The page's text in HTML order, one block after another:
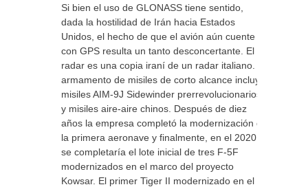
Si bien el uso de GLONASS tiene sentido,
dada la hostilidad de Irán hacia Estados
Unidos, el hecho de que el avión aún cuente
con GPS resulta un tanto desconcertante. El
radar es una copia iraní de un radar italiano. El
armamento de misiles de corto alcance incluye
misiles AIM-9J Sidewinder prerrevolucionarios
y misiles aire-aire chinos. Después de diez
años la empresa completó la modernización de
la primera aeronave y finalmente, en el 2020,
se completaría el lote inicial de tres F-5F
modernizados en el marco del proyecto
Kowsar. El primer Tiger II modernizado en el